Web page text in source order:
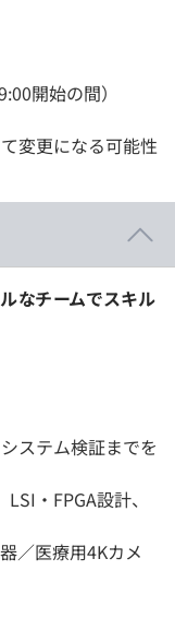
開始の間）
変更になる可能性
なチームでスキル
ステム検証までを
・FPGA設計、
／医療用4Kカメ